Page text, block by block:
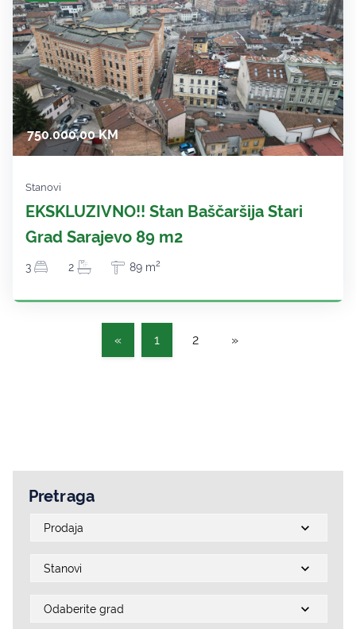
750.000,00 KM
Stanovi
EKSKLUZIVNO!! Stan Baščaršija Stari
Grad Sarajevo 89 m2
3 2 89 m2
« 1 2 »
Pretraga
Prodaja
Stanovi
Odaberite grad